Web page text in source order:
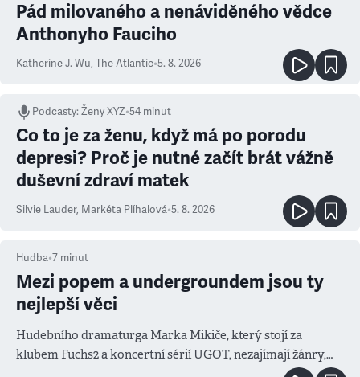
Pád milovaného a nenáviděného vědce
Anthonyho Fauciho
Katherine J. Wu, The Atlantic•5. 8. 2026
Podcasty:Ženy XYZ•54 minut
Co to je za ženu, když má po porodu
depresi? Proč je nutné začít brát vážně
duševní zdraví matek
Silvie Lauder, Markéta Plíhalová•5. 8. 2026
Hudba•7 minut
Mezi popem a undergroundem jsou ty
nejlepší věci
Hudebního dramaturga Marka Mikiče, který stojí za
klubem Fuchs2 a koncertní sérií UGOT, nezajímají žánry,